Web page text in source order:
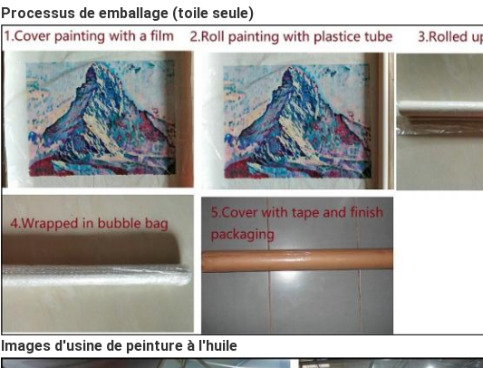
Processus de emballage (toile seule)
Images d'usine de peinture à l'huile